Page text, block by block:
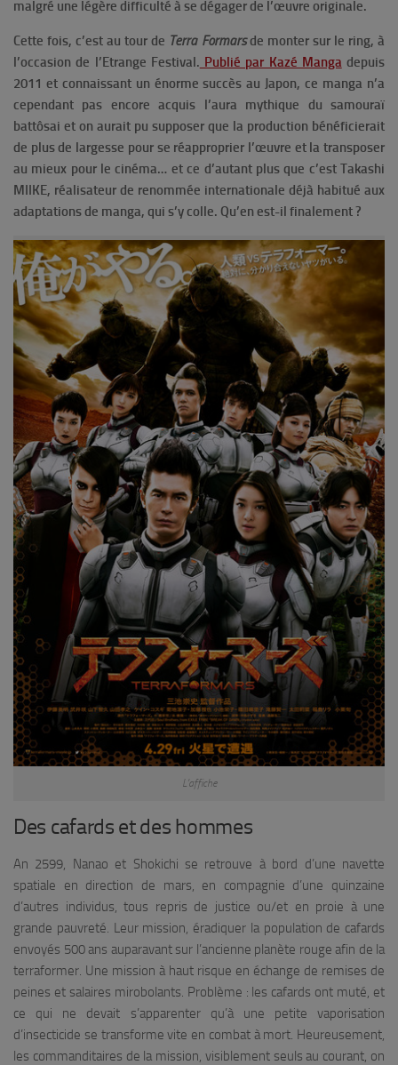
malgré une légère difficulté à se dégager de l’œuvre originale.
Cette fois, c’est au tour de Terra Formarsde monter sur le ring, à
l’occasion de l’Etrange Festival. Publié par Kazé Manga depuis
2011 et connaissant un énorme succès au Japon, ce manga n’a
cependant pas encore acquis l’aura mythique du samouraï
battôsai et on aurait pu supposer que la production bénéficierait
de plus de largesse pour se réapproprier l’œuvre et la transposer
au mieux pour le cinéma… et ce d’autant plus que c’est Takashi
MIIKE, réalisateur de renommée internationale déjà habitué aux
adaptations de manga, qui s’y colle. Qu’en est-il finalement ?
L’affiche
Des cafards et des hommes
An 2599, Nanao et Shokichi se retrouve à bord d’une navette
spatiale en direction de mars, en compagnie d’une quinzaine
d’autres individus, tous repris de justice ou/et en proie à une
grande pauvreté. Leur mission, éradiquer la population de cafards
envoyés 500 ans auparavant sur l’ancienne planète rouge afin de la
terraformer. Une mission à haut risque en échange de remises de
peines et salaires mirobolants. Problème : les cafards ont muté, et
ce qui ne devait s’apparenter qu’à une petite vaporisation
d’insecticide se transforme vite en combat à mort. Heureusement,
les commanditaires de la mission, visiblement seuls au courant, on